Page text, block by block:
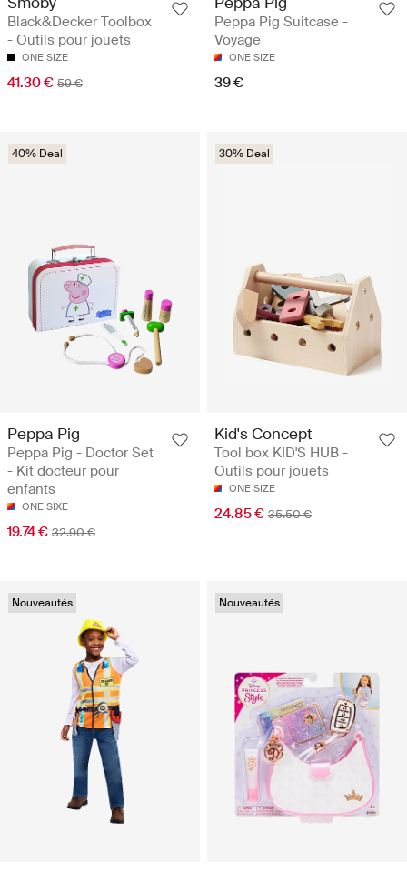
Black&Decker Toolbox
- Outils pour jouets
ONE SIZE
41.30 € 59 €
Peppa Pig Suitcase -
Voyage
ONE SIZE
39 €
40% Deal
Peppa Pig
Peppa Pig - Doctor Set
- Kit docteur pour
enfants
ONE SIXE
19.74 € 32.90 €
30% Deal
Kid's Concept
Tool box KID'S HUB -
Outils pour jouets
ONE SIZE
24.85 € 35.50 €
Nouveautés Nouveautés